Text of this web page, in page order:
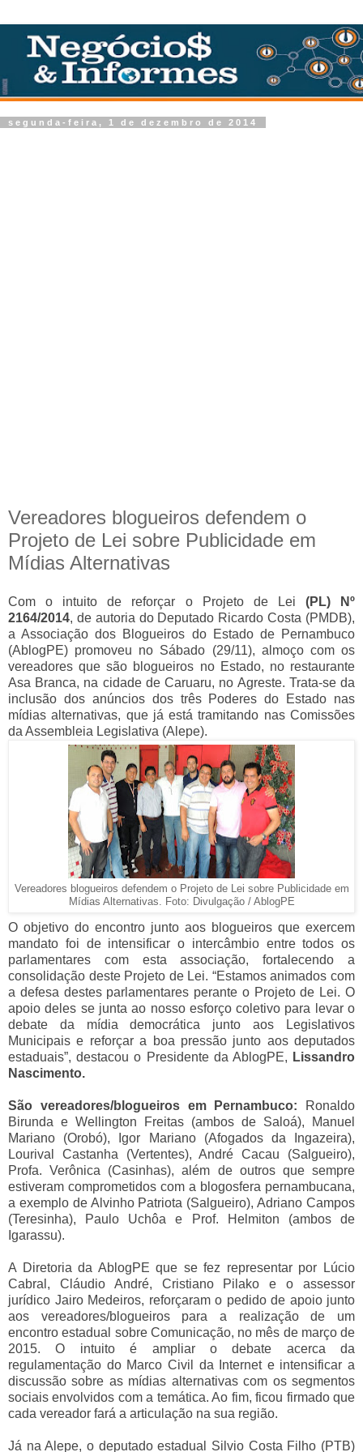
segunda-feira, 1 de dezembro de 2014
Vereadores blogueiros defendem o
Projeto de Lei sobre Publicidade em
Mídias Alternativas
Com o intuito de reforçar o Projeto de Lei (PL) Nº
2164/2014, de autoria do Deputado Ricardo Costa (PMDB),
a Associação dos Blogueiros do Estado de Pernambuco
(AblogPE) promoveu no Sábado (29/11), almoço com os
vereadores que são blogueiros no Estado, no restaurante
Asa Branca, na cidade de Caruaru, no Agreste. Trata-se da
inclusão dos anúncios dos três Poderes do Estado nas
mídias alternativas, que já está tramitando nas Comissões
da Assembleia Legislativa (Alepe).
Vereadores blogueiros defendem o Projeto de Lei sobre Publicidade em
Mídias Alternativas. Foto: Divulgação / AblogPE
O objetivo do encontro junto aos blogueiros que exercem
mandato foi de intensificar o intercâmbio entre todos os
parlamentares com esta associação, fortalecendo a
consolidação deste Projeto de Lei. “Estamos animados com
a defesa destes parlamentares perante o Projeto de Lei. O
apoio deles se junta ao nosso esforço coletivo para levar o
debate da mídia democrática junto aos Legislativos
Municipais e reforçar a boa pressão junto aos deputados
estaduais”, destacou o Presidente da AblogPE, Lissandro
Nascimento.
São vereadores/blogueiros em Pernambuco: Ronaldo
Birunda e Wellington Freitas (ambos de Saloá), Manuel
Mariano (Orobó), Igor Mariano (Afogados da Ingazeira),
Lourival Castanha (Vertentes), André Cacau (Salgueiro),
Profa. Verônica (Casinhas), além de outros que sempre
estiveram comprometidos com a blogosfera pernambucana,
a exemplo de Alvinho Patriota (Salgueiro), Adriano Campos
(Teresinha), Paulo Uchôa e Prof. Helmiton (ambos de
Igarassu).
A Diretoria da AblogPE que se fez representar por Lúcio
Cabral, Cláudio André, Cristiano Pilako e o assessor
jurídico Jairo Medeiros, reforçaram o pedido de apoio junto
aos vereadores/blogueiros para a realização de um
encontro estadual sobre Comunicação, no mês de março de
2015. O intuito é ampliar o debate acerca da
regulamentação do Marco Civil da Internet e intensificar a
discussão sobre as mídias alternativas com os segmentos
sociais envolvidos com a temática. Ao fim, ficou firmado que
cada vereador fará a articulação na sua região.
Já na Alepe, o deputado estadual Silvio Costa Filho (PTB)